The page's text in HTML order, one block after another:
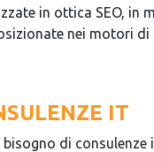
in ottica SEO, in
nei motori di
IT
bisogno di